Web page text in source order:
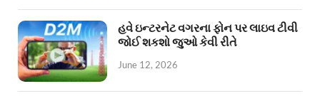
હવે ઇન્ટરનેટ વગરના ફોન પર લાઇવ ટીવી
જોઈ શકશો જુઓ કેવી રીતે
June 12, 2026